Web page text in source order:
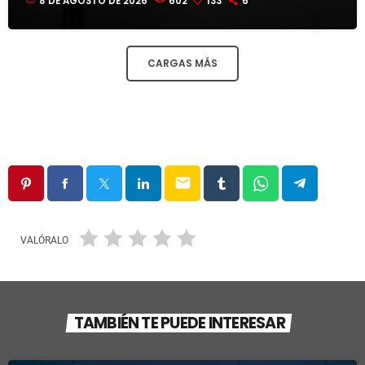
CARGAS MÁS
email
VALÓRALO
TAMBIÉN TE PUEDE INTERESAR